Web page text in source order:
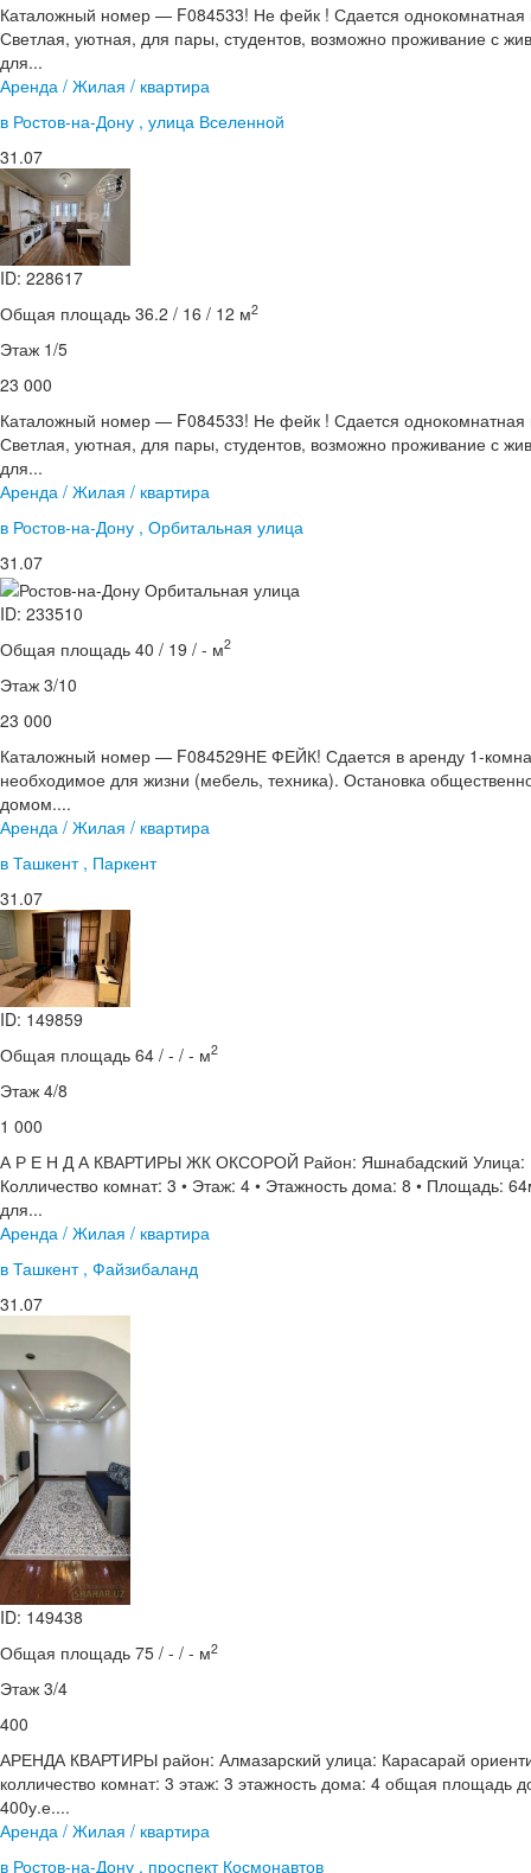
Каталожный номер — F084533! Не фейк ! Сдается однокомнатная
Светлая, уютная, для пары, студентов, возможно проживание с
для...
Аренда / Жилая / квартира
в Ростов-на-Дону , улица Вселенной
31.07
ID: 228617
Общая площадь 36.2 / 16 / 12 м2
Этаж 1/5
23 000
Каталожный номер — F084533! Не фейк ! Сдается однокомнатная
Светлая, уютная, для пары, студентов, возможно проживание с
для...
Аренда / Жилая / квартира
в Ростов-на-Дону , Орбитальная улица
31.07
ID: 233510
Общая площадь 40 / 19 / - м2
Этаж 3/10
23 000
Каталожный номер — F084529НЕ ФЕЙК! Сдается в аренду 1-
необходимое для жизни (мебель, техника). Остановка
домом....
Аренда / Жилая / квартира
в Ташкент , Паркент
31.07
ID: 149859
Общая площадь 64 / - / - м2
Этаж 4/8
1 000
А Р Е Н Д А КВАРТИРЫ ЖК ОКСОРОЙ Район: Яшнабадский Улица:
Колличество комнат: 3 • Этаж: 4 • Этажность дома: 8 • Площадь:
для...
Аренда / Жилая / квартира
в Ташкент , Файзибаланд
31.07
ID: 149438
Общая площадь 75 / - / - м2
Этаж 3/4
400
АРЕНДА КВАРТИРЫ район: Алмазарский улица: Карасарай
колличество комнат: 3 этаж: 3 этажность дома: 4 общая
400у.е....
Аренда / Жилая / квартира
в Ростов-на-Дону , проспект Космонавтов